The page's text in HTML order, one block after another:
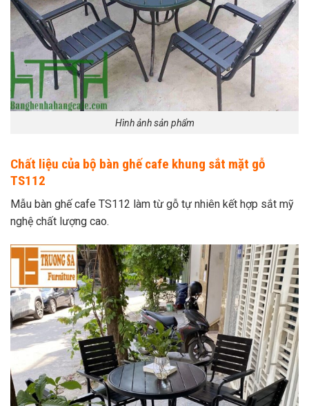
Hình ảnh sản phẩm
Chất liệu của bộ bàn ghế cafe khung sắt mặt gỗ
TS112
Mẫu bàn ghế cafe TS112 làm từ gỗ tự nhiên kết hợp sắt mỹ
nghệ chất lượng cao.